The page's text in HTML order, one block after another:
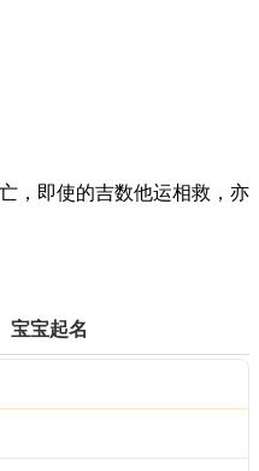
，即使的吉数他运相救，亦
宝宝起名